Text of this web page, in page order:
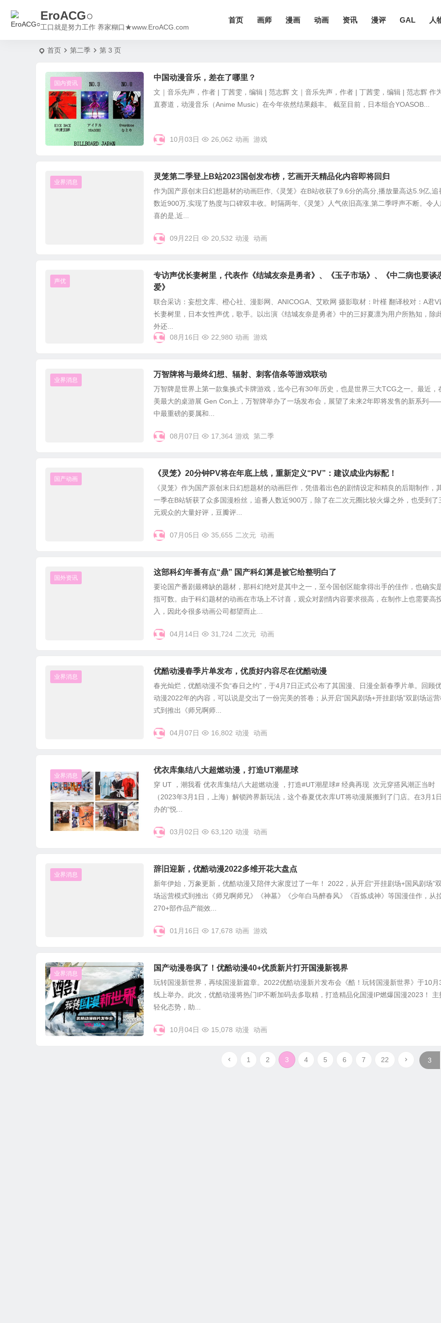
EroACG○
工口就是努力工作 养家糊口★www.EroACG.com
首页 画师 漫画 动画 资讯 漫评 GAL 人
首页 第二季 第 3 页
国内资讯
中国动漫音乐，差在了哪里？
文｜音乐先声，作者 | 丁茜雯，编辑 | 范志辉 文｜音乐先声，作者 | 丁茜雯，编辑 | 范志辉 作
直赛道，动漫音乐（Anime Music）在今年依然结果颇丰。 截至目前，日本组合YOASOB...
10月03日 26,062 动画 游戏
业界消息
灵笼第二季登上B站2023国创发布榜，艺画开天精品化内容即将回归
作为国产原创末日幻想题材的动画巨作,《灵笼》在B站收获了9.6分的高分,播放量高达5.9亿,追
数近900万,实现了热度与口碑双丰收。时隔两年,《灵笼》人气依旧高涨,第二季呼声不断。令人
喜的是,近...
09月22日 20,532 动漫 动画
声优
专访声优长妻树里，代表作《结城友奈是勇者》、《玉子市场》、《中二病也要谈
爱》
联合采访：妄想文库、橙心社、漫影网、ANICOGA、艾欧网 摄影取材：叶槿 翻译校对：A君V
长妻树里，日本女性声优，歌手。以出演《结城友奈是勇者》中的三好夏凛为用户所熟知，除
外还...
08月16日
22,980 动画 游戏
业界消息
万智牌将与最终幻想、辐射、刺客信条等游戏联动
万智牌是世界上第一款集换式卡牌游戏，迄今已有30年历史，也是世界三大TCG之一。最近，
美最大的桌游展 Gen Con上，万智牌举办了一场发布会，展望了未来2年即将发售的新系列
中最重磅的要属和...
08月07日 17,364 游戏 第二季
国产动画
《灵笼》20分钟PV将在年底上线，重新定义“PV”：建议成业内标配！
《灵笼》作为国产原创末日幻想题材的动画巨作，凭借着出色的剧情设定和精良的后期制作，
一季在B站斩获了众多国漫粉丝，追番人数近900万，除了在二次元圈比较火爆之外，也受到了
元观众的大量好评，豆瓣评...
07月05日 35,655 二次元 动画
国外资讯
这部科幻年番有点“鼎” 国产科幻算是被它给整明白了
要论国产番剧最稀缺的题材，那科幻绝对是其中之一，至今国创区能拿得出手的佳作，也确实
指可数。由于科幻题材的动画在市场上不讨喜，观众对剧情内容要求很高，在制作上也需要高
入，因此令很多动画公司都望而止...
04月14日 31,724 二次元 动画
业界消息
优酷动漫春季片单发布，优质好内容尽在优酷动漫
春光灿烂，优酷动漫不负“春日之约”，于4月7日正式公布了其国漫、日漫全新春季片单。回顾
动漫2022年的内容，可以说是交出了一份完美的答卷；从开启“国风剧场+开挂剧场”双剧场运营
式到推出《师兄啊师...
04月07日 16,802 动漫 动画
业界消息
优衣库集结八大超燃动漫，打造UT潮星球
穿 UT ，潮我看 优衣库集结八大超燃动漫 ，打造#UT潮星球# 经典再现 次元穿搭风潮正当时
（2023年3月1日，上海）解锁跨界新玩法，这个春夏优衣库UT将动漫展搬到了门店。在3月1
办的“悦...
03月02日 63,120 动漫 动画
业界消息
辞旧迎新，优酷动漫2022多维开花大盘点
新年伊始，万象更新，优酷动漫又陪伴大家度过了一年！ 2022，从开启“开挂剧场+国风剧场”
场运营模式到推出《师兄啊师兄》《神墓》《少年白马醉春风》《百炼成神》等国漫佳作，从
270+部作品产能效...
01月16日 17,678 动画 游戏
业界消息
国产动漫卷疯了！优酷动漫40+优质新片打开国漫新视界
玩转国漫新世界，再续国漫新篇章。2022优酷动漫新片发布会《酷！玩转国漫新世界》于10月
线上举办。此次，优酷动漫将热门IP不断加码去多取精，打造精品化国漫IP燃爆国漫2023！ 主
轻化态势，助...
10月04日 15,078 动漫 动画
1 2 3 4 5 6 7 22